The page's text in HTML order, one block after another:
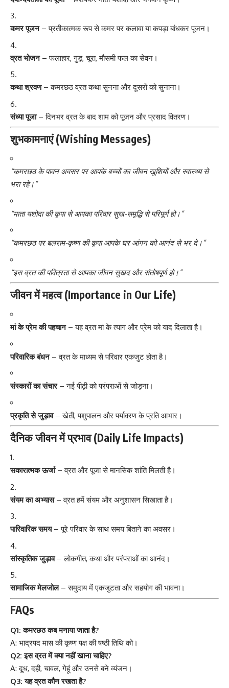
कमर पूजन– प्रतीकात्मक रूप से कमर पर कलावा या कपड़ा बांधकर पूजन।
व्रत भोजन– फलाहार, गुड़, चूरा, मौसमी फल का सेवन।
कथा श्रवण– कमरछठ व्रत कथा सुनना और दूसरों को सुनाना।
संध्या पूजा– दिनभर व्रत के बाद शाम को पूजन और प्रसाद वितरण।
शुभकामनाएं (Wishing Messages)
“कमरछठ के पावन अवसर पर आपके बच्चों का जीवन खुशियों और स्वास्थ्य से
भरा रहे।”
“माता यशोदा की कृपा से आपका परिवार सुख-समृद्धि से परिपूर्ण हो।”
“कमरछठ पर बलराम-कृष्ण की कृपा आपके घर आंगन को आनंद से भर दे।”
“इस व्रत की पवित्रता से आपका जीवन सुखद और संतोषपूर्ण हो।”
जीवन में महत्व (Importance in Our Life)
मां के प्रेम की पहचान– यह व्रत मां के त्याग और प्रेम को याद दिलाता है।
परिवारिक बंधन– व्रत के माध्यम से परिवार एकजुट होता है।
संस्कारों का संचार– नई पीढ़ी को परंपराओं से जोड़ना।
प्रकृति से जुड़ाव– खेती, पशुपालन और पर्यावरण के प्रति आभार।
दैनिक जीवन में प्रभाव (Daily Life Impacts)
सकारात्मक ऊर्जा– व्रत और पूजा से मानसिक शांति मिलती है।
संयम का अभ्यास– व्रत हमें संयम और अनुशासन सिखाता है।
पारिवारिक समय– पूरे परिवार के साथ समय बिताने का अवसर।
सांस्कृतिक जुड़ाव– लोकगीत, कथा और परंपराओं का आनंद।
सामाजिक मेलजोल– समुदाय में एकजुटता और सहयोग की भावना।
FAQs
Q1: कमरछठ कब मनाया जाता है?
A: भाद्रपद मास की कृष्ण पक्ष की षष्ठी तिथि को।
Q2: इस व्रत में क्या नहीं खाना चाहिए?
A: दूध, दही, चावल, गेहूं और उनसे बने व्यंजन।
Q3: यह व्रत कौन रखता है?